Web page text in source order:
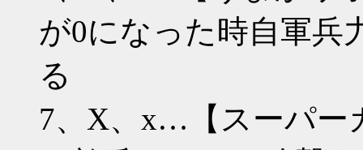
が0になった時自軍兵
る
7、X、x…【スーパー